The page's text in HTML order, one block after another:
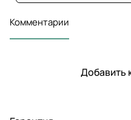
Комментарии
Добавить